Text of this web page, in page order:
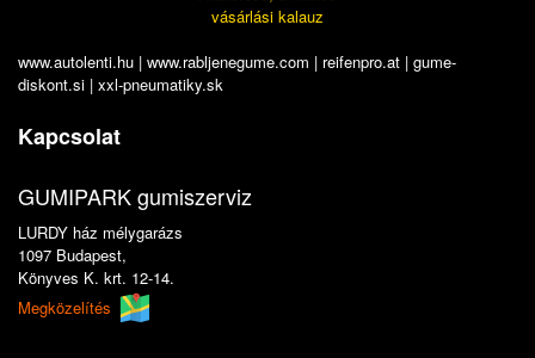
vásárlási kalauz
www.autolenti.hu | www.rabljenegume.com | reifenpro.at | gume-
diskont.si | xxl-pneumatiky.sk
Kapcsolat
GUMIPARK gumiszerviz
LURDY ház mélygarázs
1097 Budapest,
Könyves K. krt. 12-14.
Megközelítés